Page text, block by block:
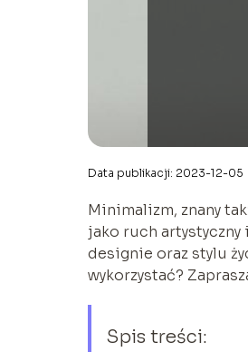
Data publikacji: 2023-12-05
Minimalizm, znany
jako ruch
designie oraz stylu
wykorzystać?
Spis treści: